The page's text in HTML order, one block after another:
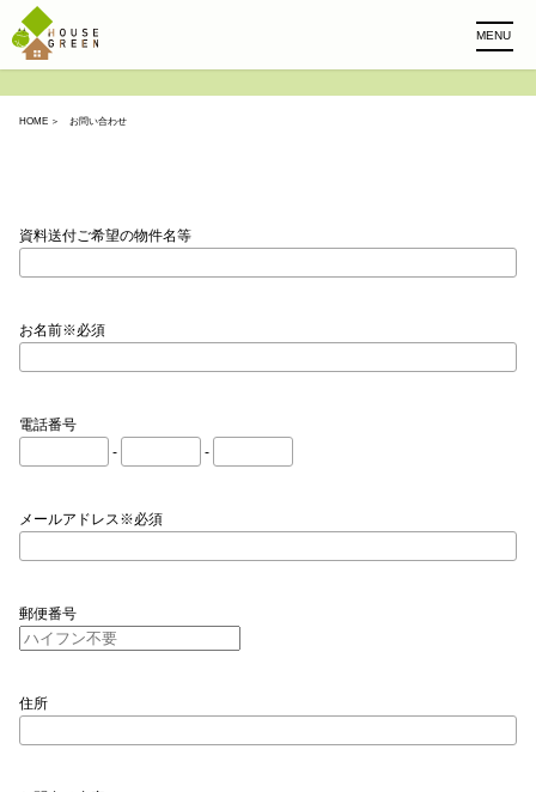
MENU
HOME ＞ お問い合わせ
資料送付ご希望の物件名等
お名前※必須
電話番号
-
-
メールアドレス※必須
郵便番号
住所